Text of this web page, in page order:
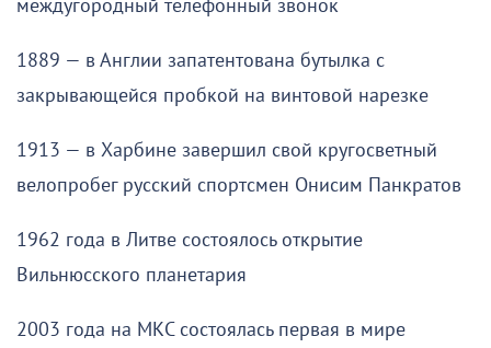
междугородный телефонный звонок
1889 — в Англии запатентована бутылка с
закрывающейся пробкой на винтовой нарезке
1913 — в Харбине завершил свой кругосветный
велопробег русский спортсмен Онисим Панкратов
1962 года в Литве состоялось открытие
Вильнюсского планетария
2003 года на МКС состоялась первая в мире